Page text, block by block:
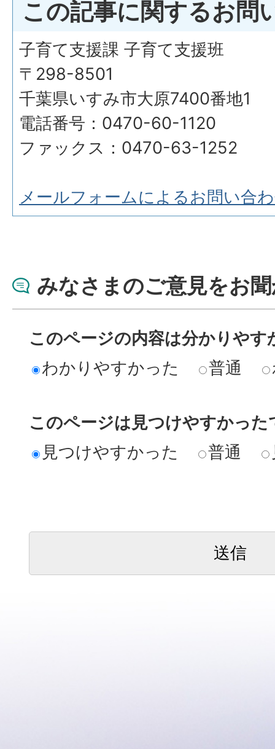
この記事に関するお問
子育て支援課 子育て支援班
〒298-8501
千葉県いすみ市大原7400番地1
電話番号：0470-60-1120
ファックス：0470-63-1252
メールフォームによるお問い合
みなさまのご意見をお
このページの内容は分かりやす
わかりやすかった
普通
このページは見つけやすかった
見つけやすかった
普通